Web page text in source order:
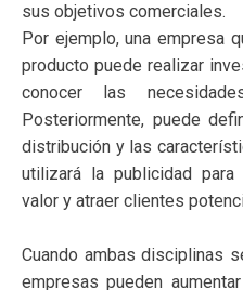
sus objetivos comerciales.
Por ejemplo, una empresa
producto puede realizar
conocer las
Posteriormente, puede
distribución y las
utilizará la publicidad
valor y atraer clientes
Cuando ambas disciplinas
empresas pueden